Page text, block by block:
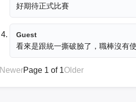
好期待正式比賽
Guest
看來是跟統一撕破臉了，職棒沒有
NewerPage 1 of 1Older